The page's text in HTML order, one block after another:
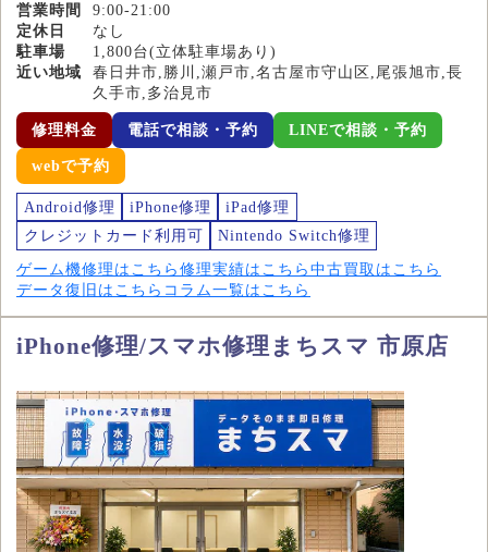
営業時間
9:00-21:00
定休日
なし
駐車場
1,800台(立体駐車場あり)
近い地域
春日井市,勝川,瀬戸市,名古屋市守山区,尾張旭市,長
久手市,多治見市
修理料金 電話で相談・予約 LINEで相談・予約
webで予約
Android修理 iPhone修理
iPad修理
クレジットカード利用可
Nintendo Switch修理
ゲーム機修理はこちら 修理実績はこちら 中古買取はこちら
データ復旧はこちら コラム一覧はこちら
iPhone修理/スマホ修理まちスマ 市原店